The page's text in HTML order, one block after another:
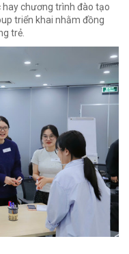
chương trình đào tạo
triển khai nhằm đồng
trẻ.